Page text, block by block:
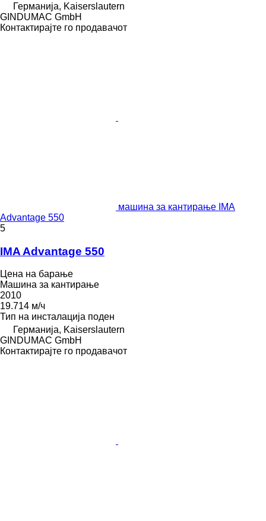
Германија, Kaiserslautern
GINDUMAC GmbH
Контактирајте го продавачот
машина за кантирање IMA
Advantage 550
5
IMA Advantage 550
Цена на барање
Машина за кантирање
2010
19.714 м/ч
Тип на инсталација поден
Германија, Kaiserslautern
GINDUMAC GmbH
Контактирајте го продавачот